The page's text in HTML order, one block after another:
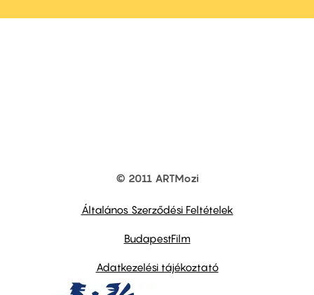
© 2011 ARTMozi
Általános Szerződési Feltételek
BudapestFilm
Adatkezelési tájékoztató